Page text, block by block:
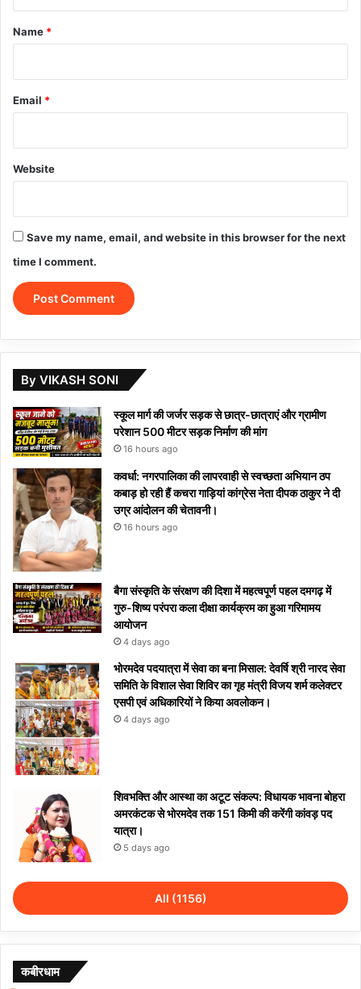
*
Name *
Email *
Website
Save my name, email, and website in this browser for the next
time I comment.
By VIKASH SONI
स्कूल मार्ग की जर्जर सड़क से छात्र-छात्राएं और ग्रामीण
परेशान 500 मीटर सड़क निर्माण की मांग
16 hours ago
कवर्धा: नगरपालिका की लापरवाही से स्वच्छता अभियान ठप
कबाड़ हो रही हैं कचरा गाड़ियां कांग्रेस नेता दीपक ठाकुर ने दी
उग्र आंदोलन की चेतावनी।
16 hours ago
बैगा संस्कृति के संरक्षण की दिशा में महत्वपूर्ण पहल दमगढ़ में
गुरु-शिष्य परंपरा कला दीक्षा कार्यक्रम का हुआ गरिमामय
आयोजन
4 days ago
भोरमदेव पदयात्रा में सेवा का बना मिसाल: देवर्षि श्री नारद सेवा
समिति के विशाल सेवा शिविर का गृह मंत्री विजय शर्म कलेक्टर
एसपी एवं अधिकारियों ने किया अवलोकन।
4 days ago
शिवभक्ति और आस्था का अटूट संकल्प: विधायक भावना बोहरा
अमरकंटक से भोरमदेव तक 151 किमी की करेंगी कांवड़ पद
यात्रा।
5 days ago
All (1156)
कबीरधाम